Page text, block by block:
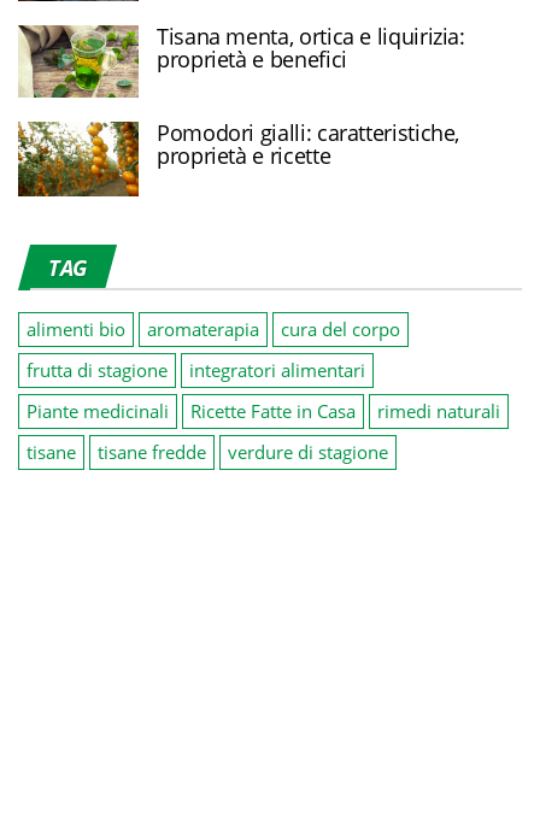
Tisana menta, ortica e liquirizia:
proprietà e benefici
Pomodori gialli: caratteristiche,
proprietà e ricette
TAG
alimenti bio aromaterapia
cura del corpo
frutta di stagione
integratori alimentari
Piante medicinali
Ricette Fatte in Casa
rimedi naturali
tisane
tisane fredde verdure di stagione